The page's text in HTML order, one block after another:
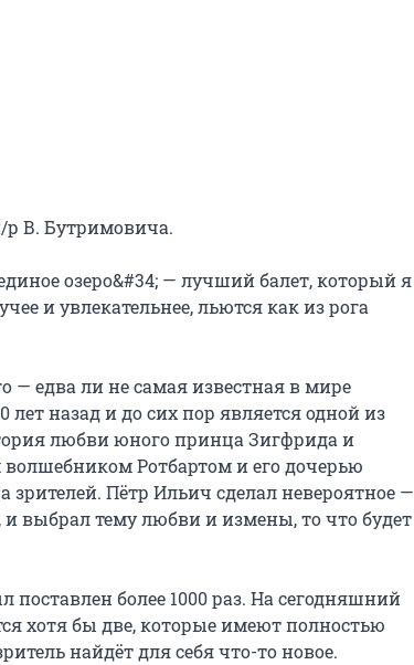
р В. Бутримовича.
озеро&#34; — лучший балет, который я
и увлекательнее, льются как из рога
— едва ли не самая известная в мире
назад и до сих пор является одной из
любви юного принца Зигфрида и
Ротбартом и его дочерью
зрителей. Пётр Ильич сделал невероятное —
и выбрал тему любви и измены, то что будет
поставлен более 1000 раз. На сегодняшний
хотя бы две, которые имеют полностью
найдёт для себя что-то новое.